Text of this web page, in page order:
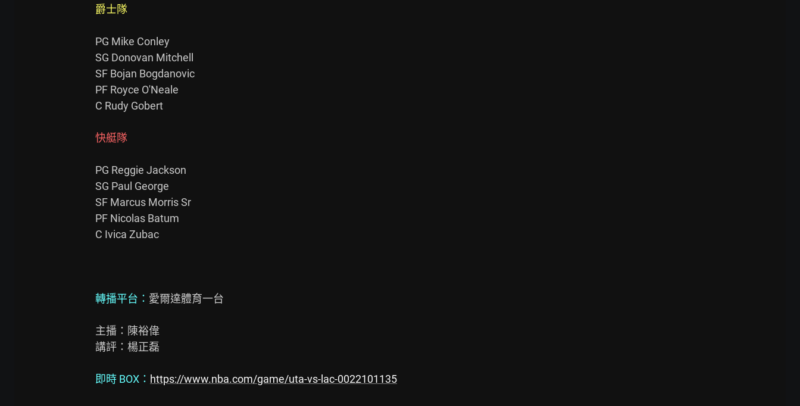
爵士隊
PG Mike Conley
SG Donovan Mitchell
SF Bojan Bogdanovic
PF Royce O'Neale
C Rudy Gobert
快艇隊
PG Reggie Jackson
SG Paul George
SF Marcus Morris Sr
PF Nicolas Batum
C Ivica Zubac
轉播平台： 愛爾達體育一台
主播：陳裕偉
講評：楊正磊
即時 BOX： https://www.nba.com/game/uta-vs-lac-0022101135